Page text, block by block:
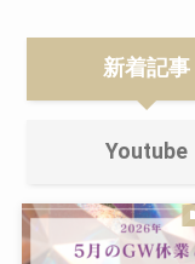
新着記事
Youtube